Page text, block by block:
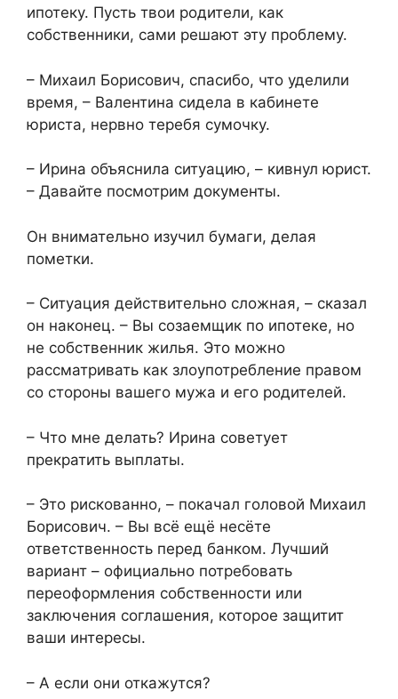
ипотеку. Пусть твои родители, как
собственники, сами решают эту проблему.
– Михаил Борисович, спасибо, что уделили
время, – Валентина сидела в кабинете
юриста, нервно теребя сумочку.
– Ирина объяснила ситуацию, – кивнул юрист.
– Давайте посмотрим документы.
Он внимательно изучил бумаги, делая
пометки.
– Ситуация действительно сложная, – сказал
он наконец. – Вы созаемщик по ипотеке, но
не собственник жилья. Это можно
рассматривать как злоупотребление правом
со стороны вашего мужа и его родителей.
– Что мне делать? Ирина советует
прекратить выплаты.
– Это рискованно, – покачал головой Михаил
Борисович. – Вы всё ещё несёте
ответственность перед банком. Лучший
вариант – официально потребовать
переоформления собственности или
заключения соглашения, которое защитит
ваши интересы.
– А если они откажутся?